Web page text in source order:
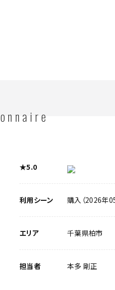
★5.0
利用シーン 購入（2026年
エリア 千葉県柏市
担当者 本多 剛正